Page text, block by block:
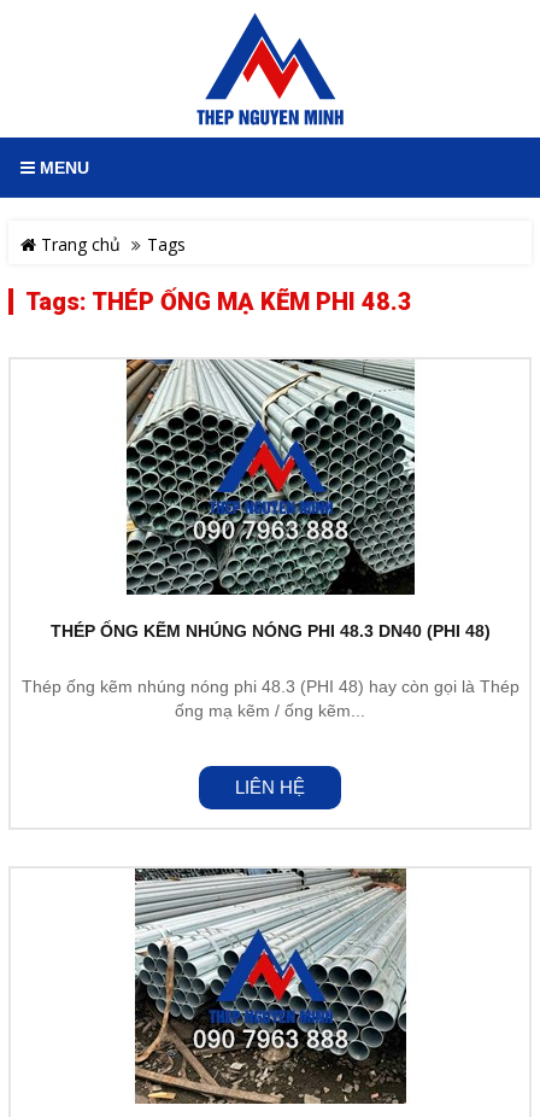
MENU
Trang chủ Tags
Tags: THÉP ỐNG MẠ KẼM PHI 48.3
THÉP ỐNG KẼM NHÚNG NÓNG PHI 48.3 DN40 (PHI 48)
Thép ống kẽm nhúng nóng phi 48.3 (PHI 48) hay còn gọi là Thép
ống mạ kẽm / ống kẽm...
LIÊN HỆ